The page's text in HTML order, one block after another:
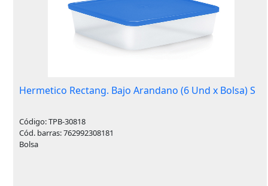
Hermetico Rectang. Bajo Arandano (6 Und x Bolsa) S
Código: TPB-30818
Cód. barras: 762992308181
Bolsa